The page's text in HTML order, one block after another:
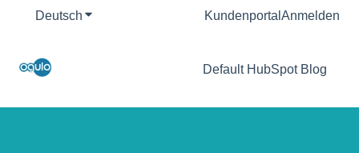
Deutsch Untermenü für Übersetzungen anzeigen
Kundenportal Anmelden
Default HubSpot Blog